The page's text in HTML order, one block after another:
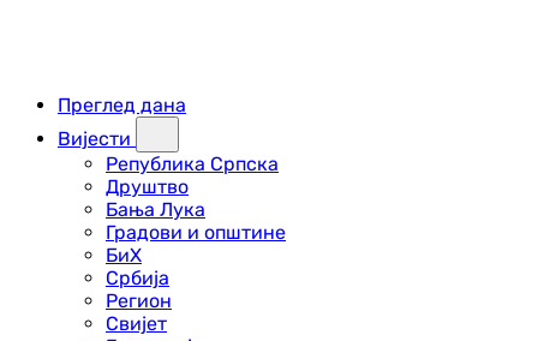
Преглед дана
Вијести
Република Српска
Друштво
Бања Лука
Градови и општине
БиХ
Србија
Регион
Свијет